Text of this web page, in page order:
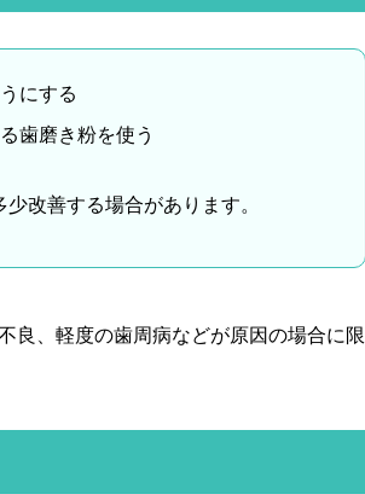
にする
歯磨き粉を使う
改善する場合があります。
良、軽度の歯周病などが原因の場合に限